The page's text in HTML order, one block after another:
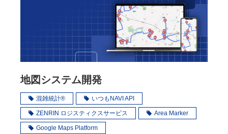
地図システム開発
混雑統計® いつもNAVI API
ZENRIN ロジスティクスサービス Area Marker
Google Maps Platform